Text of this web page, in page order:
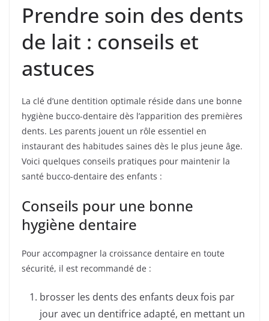
Prendre soin des dents
de lait : conseils et
astuces
La clé d’une dentition optimale réside dans une bonne
hygiène bucco-dentaire dès l’apparition des premières
dents. Les parents jouent un rôle essentiel en
instaurant des habitudes saines dès le plus jeune âge.
Voici quelques conseils pratiques pour maintenir la
santé bucco-dentaire des enfants :
Conseils pour une bonne
hygiène dentaire
Pour accompagner la croissance dentaire en toute
sécurité, il est recommandé de :
brosser les dents des enfants deux fois par
jour avec un dentifrice adapté, en mettant un